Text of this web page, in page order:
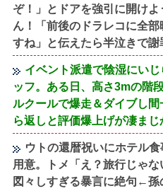
ぞ！」とドアを強引に開け
ん！「前後のドラレコに全
すね」と伝えたら半泣きで謝
イベント派遣で陰湿にい
ッフ。ある日、高さ3mの階
ルクールで爆走＆ダイブし
ら返しと評価爆上げが凄まじ
ウトの還暦祝いにホテル
用意。トメ「え？旅行じゃな
図々しすぎる暴言に絶句←